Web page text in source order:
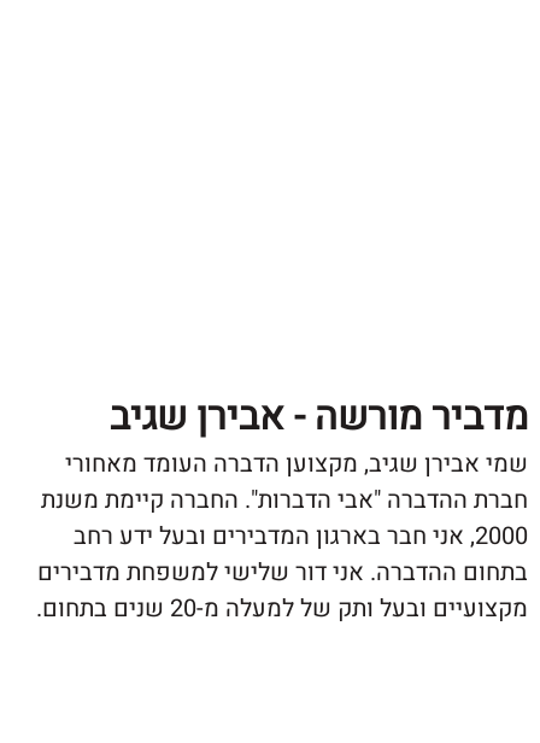
מורשה - אבירן שגיב
שגיב, מקצוען הדברה העומד מאחורי
"אבי הדברות". החברה קיימת משנת
אני חבר בארגון המדבירים ובעל ידע רחב
אני דור שלישי למשפחת מדבירים
ותק של למעלה מ-20 שנים בתחום.